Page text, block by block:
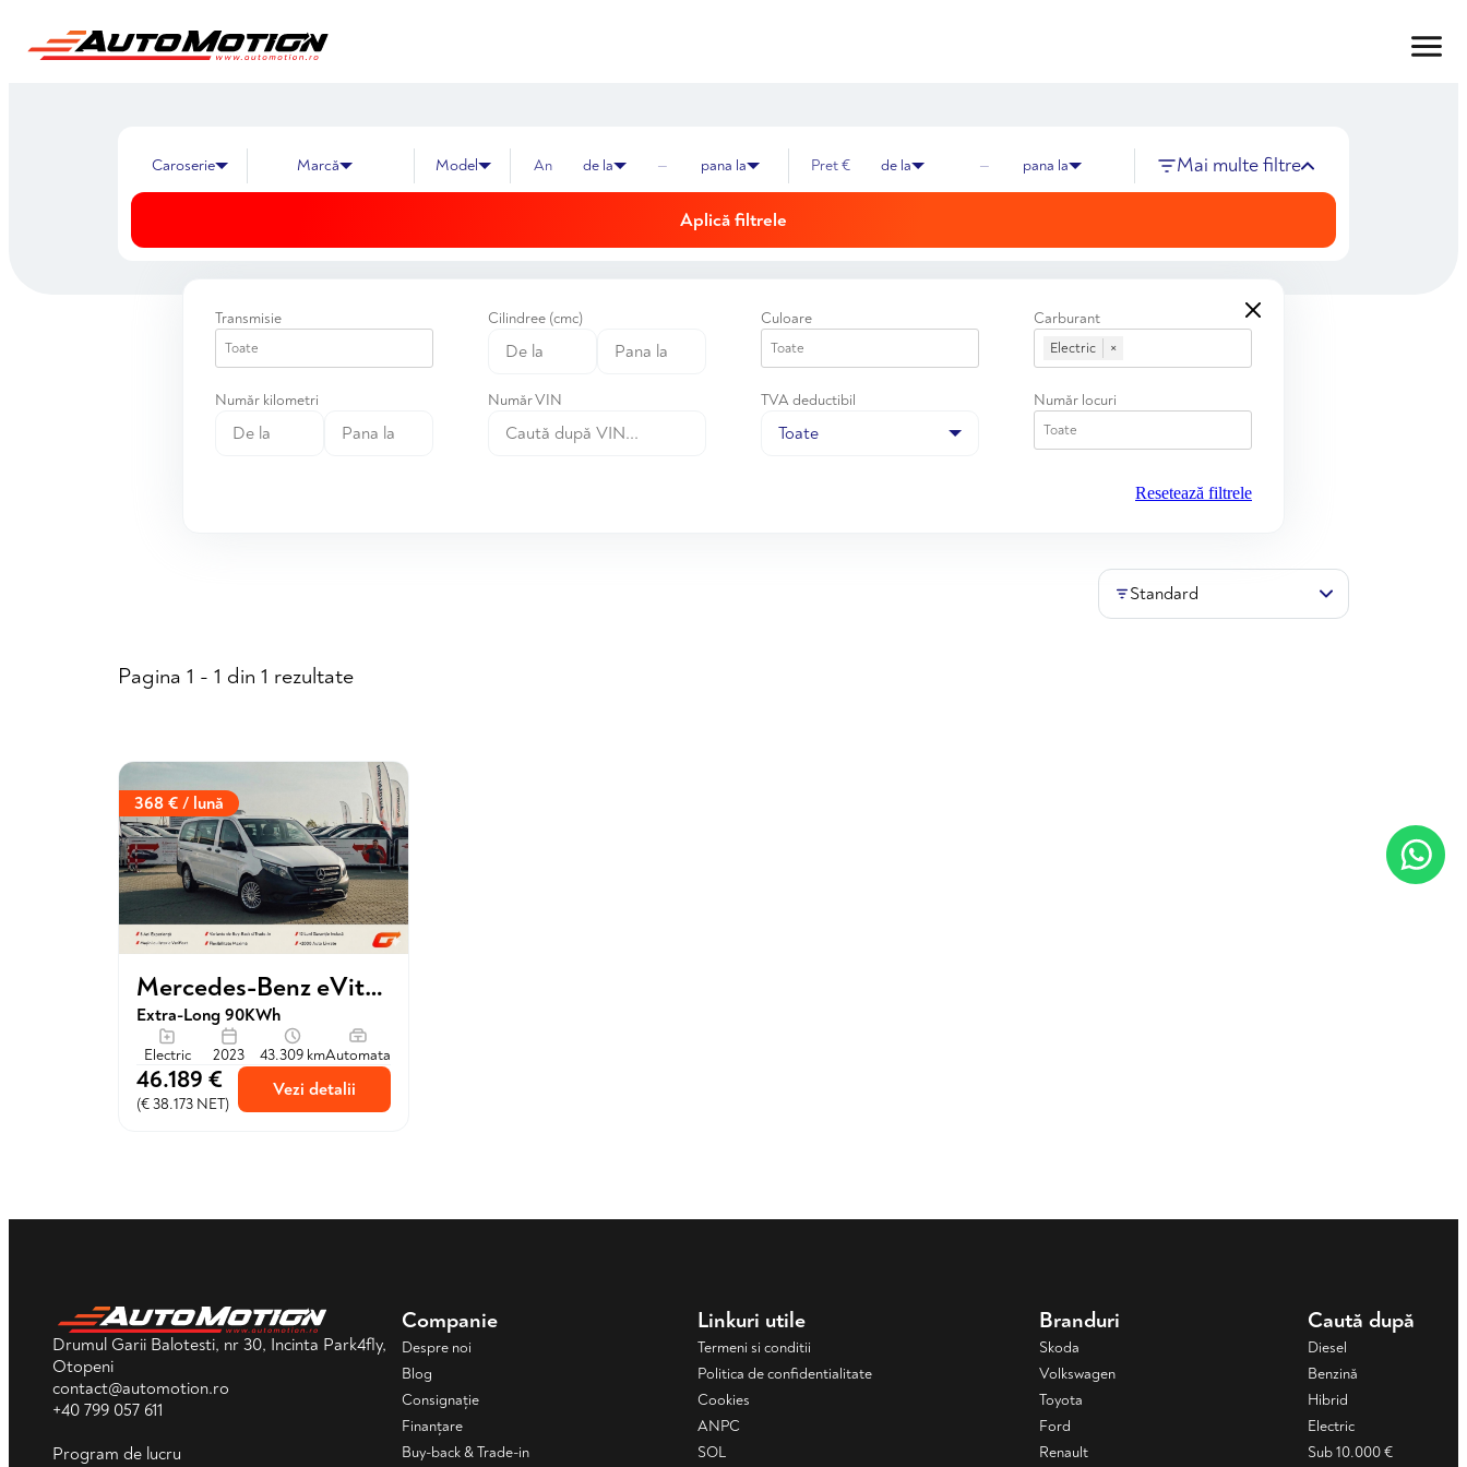
Marcă An de la — pana la Pret € de la — pana la Mai multe filtre
Aplică filtrele
Transmisie Cilindree (cmc) Culoare Carburant
Electric ×
Număr kilometri Număr VIN TVA deductibil
Toate
Număr locuri
Resetează filtrele
Pagina 1 - 1 din 1 rezultate
368 € / lună
Mercedes-Benz eVito Tourer
Extra-Long 90KWh
Electric 2023 43.309 kmAutomata
46.189 €
(€ 38.173 NET)
Vezi detalii
Drumul Garii Balotesti, nr 30, Incinta Park4fly,
Otopeni
contact@automotion.ro
+40 799 057 611
Program de lucru
Companie
Despre noi
Blog
Consignație
Finanțare
Buy-back & Trade-in
Linkuri utile
Termeni si conditii
Politica de confidentialitate
Cookies
ANPC
SOL
Branduri
Skoda
Volkswagen
Toyota
Ford
Renault
Caută după
Diesel
Benzină
Hibrid
Electric
Sub 10.000 €